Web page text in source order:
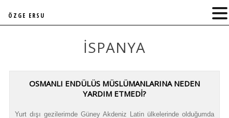
İSPANYA
OSMANLI ENDÜLÜS MÜSLÜMANLARINA NEDEN
YARDIM ETMEDİ?
Yurt dışı gezilerimde Güney Akdeniz Latin ülkelerinde olduğumda
ÖZGE ERSU